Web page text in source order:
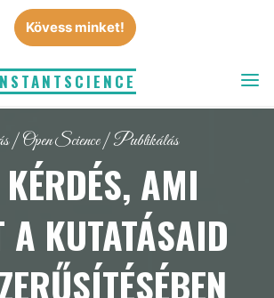
Kövess minket!
|Open Science|Publikálás
AMI
A KUTATÁSAID